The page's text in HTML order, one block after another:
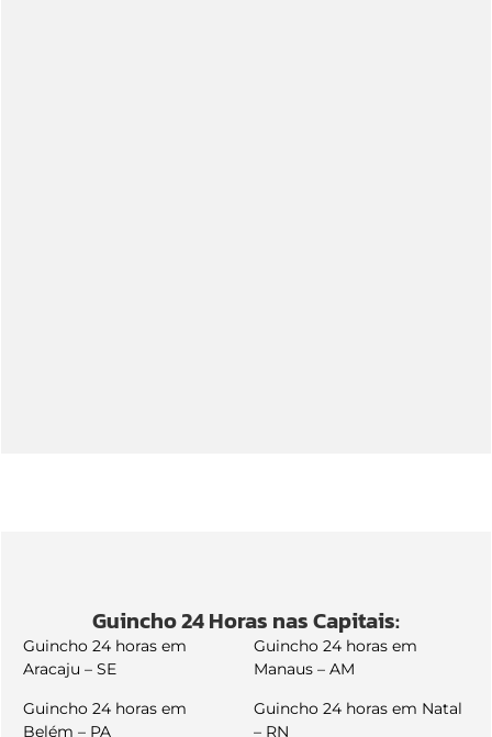
Guincho 24 Horas nas Capitais:
Guincho 24 horas em
Aracaju – SE
Guincho 24 horas em
Belém – PA
Guincho 24 horas em
Manaus – AM
Guincho 24 horas em Natal
– RN